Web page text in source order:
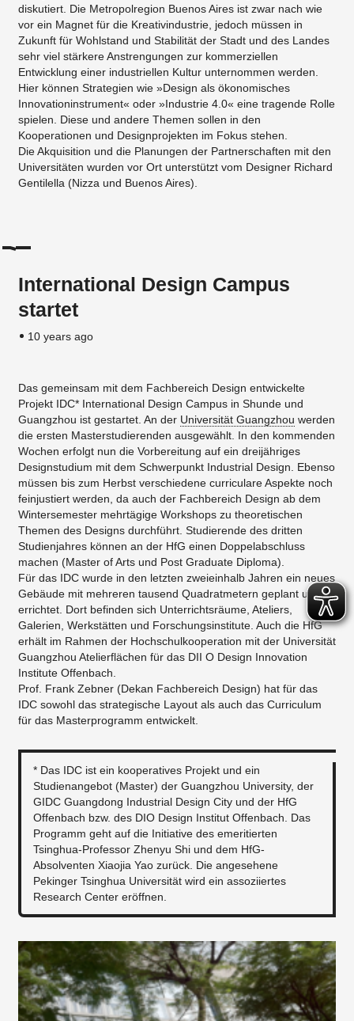
diskutiert. Die Metropolregion Buenos Aires ist zwar nach wie
vor ein Magnet für die Kreativindustrie, jedoch müssen in
Zukunft für Wohlstand und Stabilität der Stadt und des Landes
sehr viel stärkere Anstrengungen zur kommerziellen
Entwicklung einer industriellen Kultur unternommen werden.
Hier können Strategien wie »Design als ökonomisches
Innovationinstrument« oder »Industrie 4.0« eine tragende Rolle
spielen. Diese und andere Themen sollen in den
Kooperationen und Designprojekten im Fokus stehen.
Die Akquisition und die Planungen der Partnerschaften mit den
Universitäten wurden vor Ort unterstützt vom Designer Richard
Gentilella (Nizza und Buenos Aires).
International Design Campus
startet
10 years ago
Das gemeinsam mit dem Fachbereich Design entwickelte
Projekt IDC* International Design Campus in Shunde und
Guangzhou ist gestartet. An der Universität Guangzhou werden
die ersten Masterstudierenden ausgewählt. In den kommenden
Wochen erfolgt nun die Vorbereitung auf ein dreijähriges
Designstudium mit dem Schwerpunkt Industrial Design. Ebenso
müssen bis zum Herbst verschiedene curriculare Aspekte noch
feinjustiert werden, da auch der Fachbereich Design ab dem
Wintersemester mehrtägige Workshops zu theoretischen
Themen des Designs durchführt. Studierende des dritten
Studienjahres können an der HfG einen Doppelabschluss
machen (Master of Arts und Post Graduate Diploma).
Für das IDC wurde in den letzten zweieinhalb Jahren ein neues
Gebäude mit mehreren tausend Quadratmetern geplant und
errichtet. Dort befinden sich Unterrichtsräume, Ateliers,
Galerien, Werkstätten und Forschungsinstitute. Auch die HfG
erhält im Rahmen der Hochschulkooperation mit der Universität
Guangzhou Atelierflächen für das DII O Design Innovation
Institute Offenbach.
Prof. Frank Zebner (Dekan Fachbereich Design) hat für das
IDC sowohl das strategische Layout als auch das Curriculum
für das Masterprogramm entwickelt.
* Das IDC ist ein kooperatives Projekt und ein
Studienangebot (Master) der Guangzhou University, der
GIDC Guangdong Industrial Design City und der HfG
Offenbach bzw. des DIO Design Institut Offenbach. Das
Programm geht auf die Initiative des emeritierten
Tsinghua-Professor Zhenyu Shi und dem HfG-
Absolventen Xiaojia Yao zurück. Die angesehene
Pekinger Tsinghua Universität wird ein assoziiertes
Research Center eröffnen.